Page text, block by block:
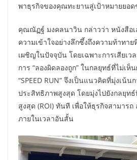
พาธุรกิจของคุณทะยานสู่เป้าหมายยอด
คุณณัฏฐ์ มงคลนาวิน กล่าวว่า หนังสือ
ความเข้าใจอย่างลึกซึ้งถึงความท้าทาย
เผชิญในปัจจุบัน โดยเฉพาะการเสียเ
การ “ลองผิดลองถูก” ในกลยุทธ์ที่ไม่เห็
“SPEED RUN” จึงเป็นแนวคิดที่มุ่งเน้
ประสิทธิภาพสูงสุด โดยมุ่งไปยังกลยุท
สูงสุด (ROI) ทันที เพื่อให้ธุรกิจสามาร
ภายในเวลาอันสั้น